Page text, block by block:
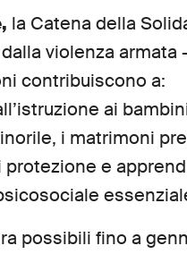
la Catena della
violenza armata
contribuiscono a:
ai
i matrimoni
protezione e
possibili fino a